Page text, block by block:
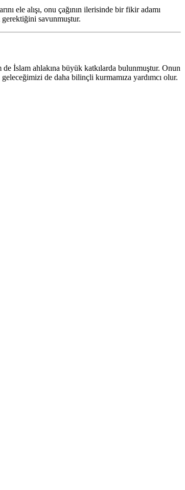
ele alışı, onu çağının ilerisinde bir fikir adamı
savunmuştur.
de İslam ahlakına büyük katkılarda bulunmuştur. Onun
de daha bilinçli kurmamıza yardımcı olur.